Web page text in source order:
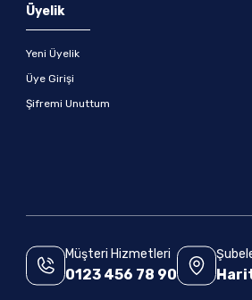
Üyelik
Yeni Üyelik
Üye Girişi
Şifremi Unuttum
Müşteri Hizmetleri
0123 456 78 90